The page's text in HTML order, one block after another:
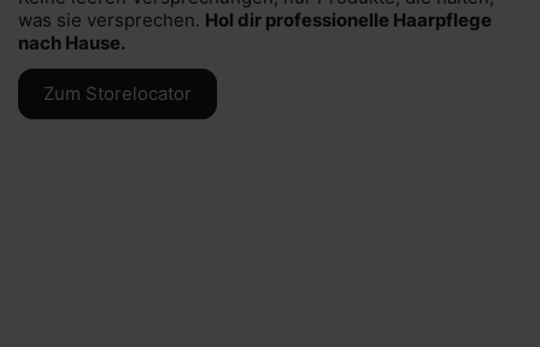
was sie versprechen. Hol dir professionelle Haarpflege
nach Hause.
Zum Storelocator